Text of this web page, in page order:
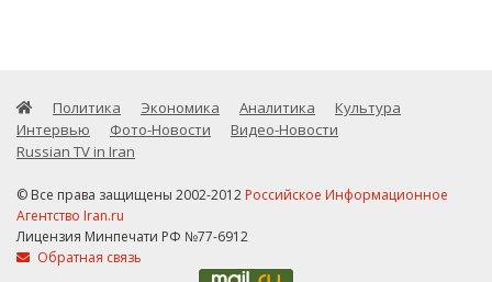
Политика Экономика Аналитика
Культура
Интервью
Фото-Новости
Видео-Новости
Russian TV in Iran
© Все права защищены 2002-2012 Российское Информационное
Агентство Iran.ru
Лицензия Минпечати РФ №77-6912
Обратная связь